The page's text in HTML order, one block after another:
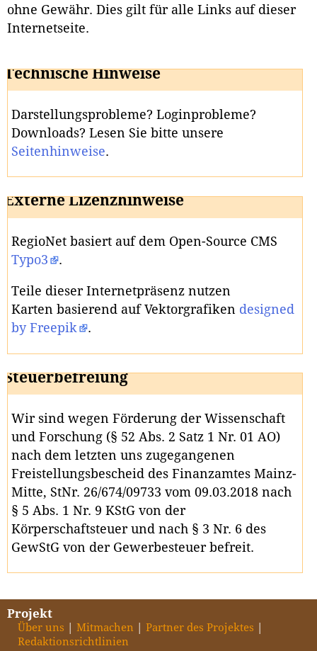
ohne Gewähr. Dies gilt für alle Links auf dieser
Internetseite.
Technische Hinweise
Darstellungsprobleme? Loginprobleme?
Downloads? Lesen Sie bitte unsere
Seitenhinweise.
Externe Lizenzhinweise
RegioNet basiert auf dem Open-Source CMS
Typo3
.
Teile dieser Internetpräsenz nutzen
Karten basierend auf Vektorgrafiken designed
by Freepik
.
Steuerbefreiung
Wir sind wegen Förderung der Wissenschaft
und Forschung (§ 52 Abs. 2 Satz 1 Nr. 01 AO)
nach dem letzten uns zugegangenen
Freistellungsbescheid des Finanzamtes Mainz-
Mitte, StNr. 26/674/09733 vom 09.03.2018 nach
§ 5 Abs. 1 Nr. 9 KStG von der
Körperschaftsteuer und nach § 3 Nr. 6 des
GewStG von der Gewerbesteuer befreit.
Projekt
Über uns Mitmachen
Partner des Projektes
Redaktionsrichtlinien